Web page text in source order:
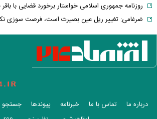
روزنامه جمهوری اسلامی خواستار برخورد قضایی با
ضرغامی: تغییر ریل عین بصیرت است، فرصت سوزی
تکذیب اعمال ضریب ۲.۷ برای اینترنت
مقررات
شرایط جدید تمدید اجاره اعلام شد
تغییر زمانبندی‌ شارژ اعتبار کالابرگ
درباره ما تماس با ما خبرنامه پیوندها جستجو